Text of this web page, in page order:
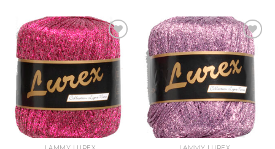
Setja á
óskalista
Setja á